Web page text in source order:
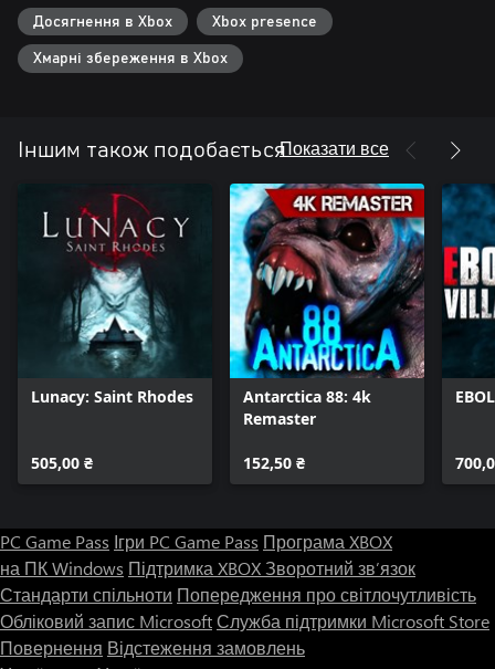
Досягнення в Xbox Xbox presence
Хмарні збереження в Xbox
Іншим також подобаєтьсяПоказати все
Lunacy: Saint Rhodes
505,00 ₴
Antarctica 88: 4k
Remaster
152,50 ₴
PC Game Pass Ігри PC Game Pass Програма XBOX
на ПК Windows Підтримка XBOXЗворотний зв’язок
Стандарти спільноти Попередження про світлочутливість
Обліковий запис MicrosoftСлужба підтримки Microsoft Store
Повернення Відстеження замовлень